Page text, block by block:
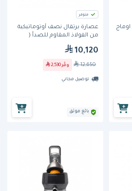
متوفر
عصارة برتقال نصف أوتوماتيكية
من الفولاذ المقاوم للصدأ (
10,120
12,650 وفّر2,530
توصيل مجاني
بائع موثق